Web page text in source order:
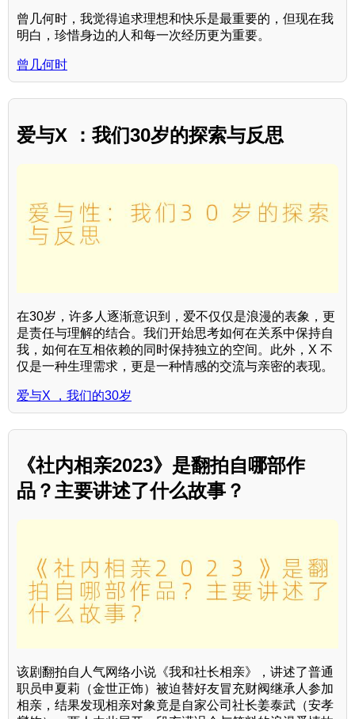
曾几何时，我觉得追求理想和快乐是最重要的，但现在我
明白，珍惜身边的人和每一次经历更为重要。
曾几何时
爱与X ：我们30岁的探索与反思
在30岁，许多人逐渐意识到，爱不仅仅是浪漫的表象，更
是责任与理解的结合。我们开始思考如何在关系中保持自
我，如何在互相依赖的同时保持独立的空间。此外，X 不
仅是一种生理需求，更是一种情感的交流与亲密的表现。
爱与X ，我们的30岁
《社内相亲2023》是翻拍自哪部作
品？主要讲述了什么故事？
该剧翻拍自人气网络小说《我和社长相亲》，讲述了普通
职员申夏莉（金世正饰）被迫替好友冒充财阀继承人参加
相亲，结果发现相亲对象竟是自家公司社长姜泰武（安孝